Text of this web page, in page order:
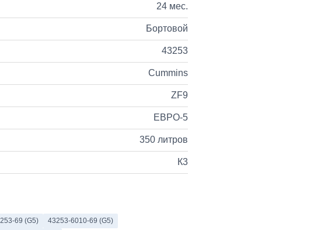
24 мес.
Бортовой
43253
Cummins
ZF9
ЕВРО-5
350 литров
К3
69 (G5)
43253-6010-69 (G5)